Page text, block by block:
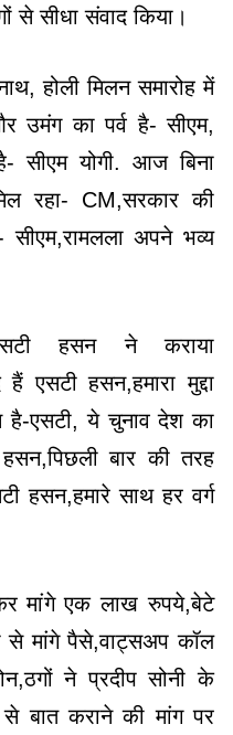
से सीधा संवाद किया।
होली मिलन समारोह में
उमंग का पर्व है- सीएम,
सीएम योगी. आज बिना
रहा- CM,सरकार की
अपने भव्य
एसटी हसन ने कराया
एसटी हसन,हमारा मुद्दा
है-एसटी, ये चुनाव देश का
बार की तरह
हसन,हमारे साथ हर वर्ग
मांगे एक लाख रुपये,बेटे
से मांगे पैसे,वाट्सअप कॉल
ने प्रदीप सोनी के
से बात कराने की मांग पर